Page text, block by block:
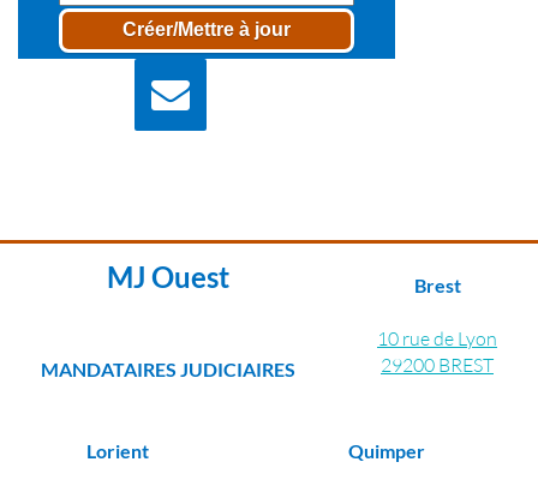
MJ Ouest
MANDATAIRES JUDICIAIRES
Brest
10 rue de Lyon
29200 BREST
Lorient Quimper